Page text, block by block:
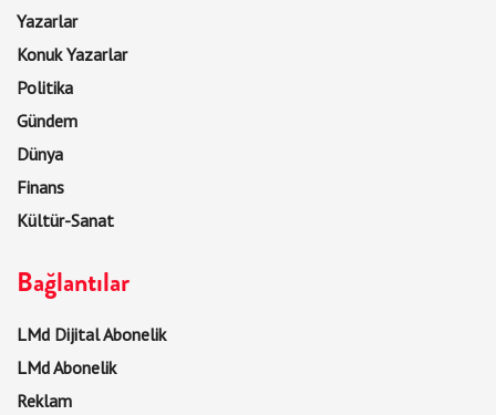
Yazarlar
Konuk Yazarlar
Politika
Gündem
Dünya
Finans
Kültür-Sanat
Bağlantılar
LMd Dijital Abonelik
LMd Abonelik
Reklam